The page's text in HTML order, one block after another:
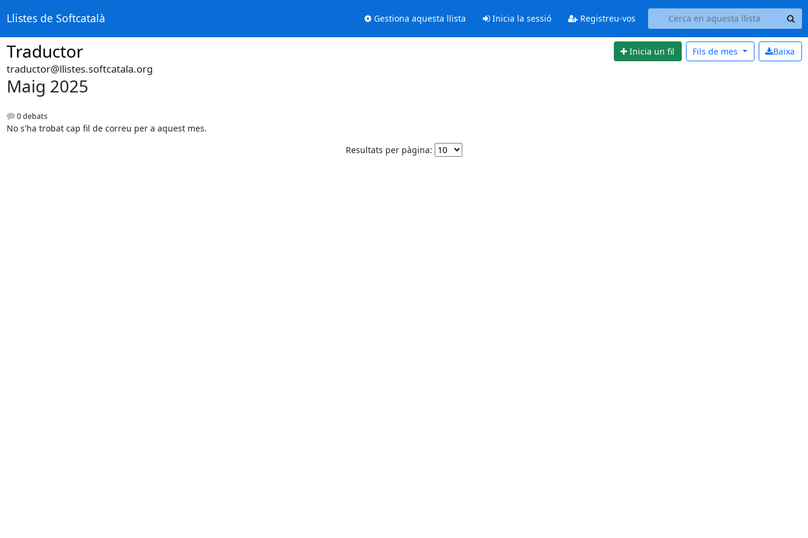
Llistes de Softcatalà Gestiona aquesta llista Inicia la sessió Registreu-vos
Traductor Inicia un fil Baixa
Fils de mes
traductor@llistes.softcatala.org
Maig 2025
0 debats
No s'ha trobat cap fil de correu per a aquest mes.
Resultats per pàgina: